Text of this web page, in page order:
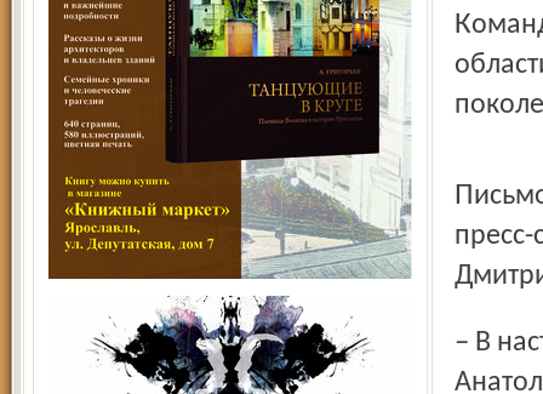
Команда «Шинник» – это достояние всей Ярославской
Письмо болельщиков мы попросили прокомментировать
пресс-
– В настоящее время мне неизвестно о том, принял ли